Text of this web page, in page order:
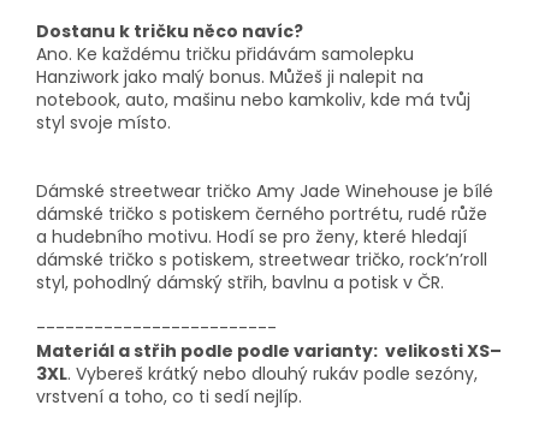
Dostanu k tričku něco navíc?
Ano. Ke každému tričku přidávám samolepku
Hanziwork jako malý bonus. Můžeš ji nalepit na
notebook, auto, mašinu nebo kamkoliv, kde má tvůj
styl svoje místo.
Dámské streetwear tričko Amy Jade Winehouse je bílé
dámské tričko s potiskem černého portrétu, rudé růže
a hudebního motivu. Hodí se pro ženy, které hledají
dámské tričko s potiskem, streetwear tričko, rock’n’roll
styl, pohodlný dámský střih, bavlnu a potisk v ČR.
-------------------------
Materiál a střih podle podle varianty: velikosti XS–
3XL. Vybereš krátký nebo dlouhý rukáv podle sezóny,
vrstvení a toho, co ti sedí nejlíp.